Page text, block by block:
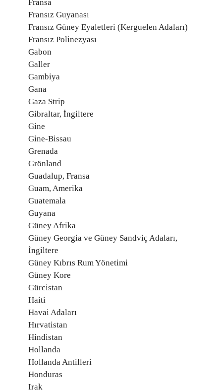
Fransa
Fransız Guyanası
Fransız Güney Eyaletleri (Kerguelen Adaları)
Fransız Polinezyası
Gabon
Galler
Gambiya
Gana
Gaza Strip
Gibraltar, İngiltere
Gine
Gine-Bissau
Grenada
Grönland
Guadalup, Fransa
Guam, Amerika
Guatemala
Guyana
Güney Afrika
Güney Georgia ve Güney Sandviç Adaları,
İngiltere
Güney Kıbrıs Rum Yönetimi
Güney Kore
Gürcistan
Haiti
Havai Adaları
Hırvatistan
Hindistan
Hollanda
Hollanda Antilleri
Honduras
Irak